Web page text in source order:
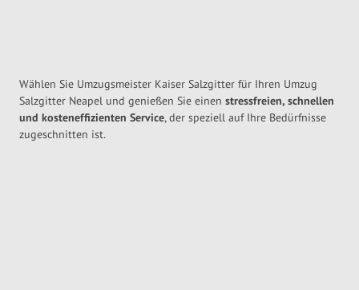
Wählen Sie Umzugsmeister Kaiser Salzgitter für Ihren Umzug
Salzgitter Neapel und genießen Sie einen stressfreien, schnellen
und kosteneffizienten Service, der speziell auf Ihre Bedürfnisse
zugeschnitten ist.